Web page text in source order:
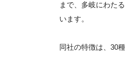
まで、多岐にわた
います。
同社の特徴は、30